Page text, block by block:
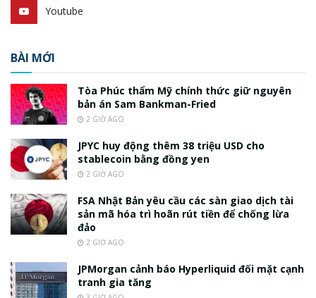
Youtube
BÀI MỚI
Tòa Phúc thẩm Mỹ chính thức giữ nguyên
bản án Sam Bankman-Fried
2 GIỜ AGO
JPYC huy động thêm 38 triệu USD cho
stablecoin bằng đồng yen
2 GIỜ AGO
FSA Nhật Bản yêu cầu các sàn giao dịch tài
sản mã hóa trì hoãn rút tiền để chống lừa
đảo
2 GIỜ AGO
JPMorgan cảnh báo Hyperliquid đối mặt cạnh
tranh gia tăng